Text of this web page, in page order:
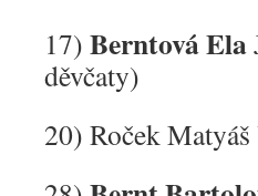
17) Berntová Ela
děvčaty)
20) Roček